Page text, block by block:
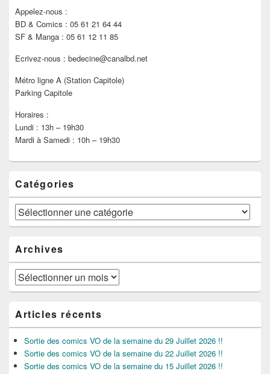
Appelez-nous :
BD & Comics : 05 61 21 64 44
SF & Manga : 05 61 12 11 85
Ecrivez-nous : bedecine@canalbd.net
Métro ligne A (Station Capitole)
Parking Capitole
Horaires :
Lundi : 13h – 19h30
Mardi à Samedi : 10h – 19h30
Catégories
Catégories
Archives
Archives
Articles récents
Sortie des comics VO de la semaine du 29 Juillet 2026 !!
Sortie des comics VO de la semaine du 22 Juillet 2026 !!
Sortie des comics VO de la semaine du 15 Juillet 2026 !!